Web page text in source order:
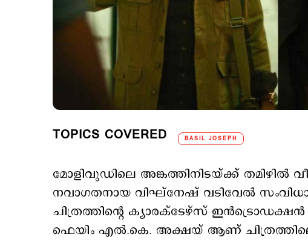
TOPICS COVERED BASIL JOSEPH
മോളിവുഡിലെ അങ്കത്തിനിടയ്​ക്ക്
നവാഗതനായ വിഘ്നേഷ് വടിവേല്‍
ചിത്രത്തിന്‍റെ ക്യാരക്ടേഴ്സ്
ഫെയിം എൽ.കെ. അക്ഷയ് ആണ്